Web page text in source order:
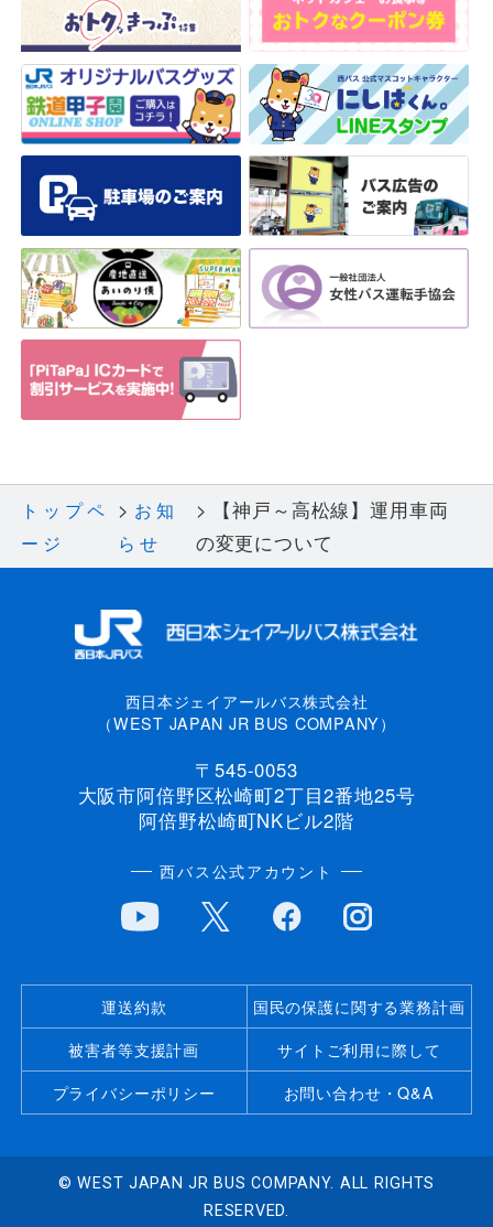
トップペ
ージ
お知
らせ
【神戸～高松線】運用車両
の変更について
西日本ジェイアールバス株式会社
（WEST JAPAN JR BUS COMPANY）
〒545-0053
大阪市阿倍野区松崎町2丁目2番地25号
阿倍野松崎町NKビル2階
西バス公式アカウント
運送約款
国民の保護に関する業務計画
被害者等支援計画
サイトご利用に際して
プライバシーポリシー
お問い合わせ・Q&A
© WEST JAPAN JR BUS COMPANY. ALL RIGHTS
RESERVED.